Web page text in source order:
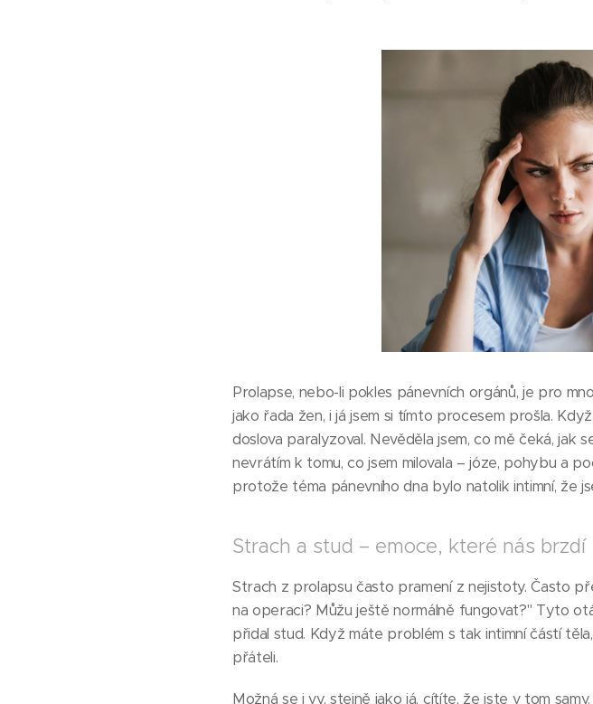
Prolapse, nebo-li pokles pánevních orgánů, je pro
jako řada žen, i já jsem si tímto procesem prošla.
doslova paralyzoval. Nevěděla jsem, co mě čeká, jak
nevrátím k tomu, co jsem milovala – józe, pohybu a
protože téma pánevního dna bylo natolik intimní, že
Strach a stud – emoce, které nás brzdí
Strach z prolapsu často pramení z nejistoty. Často
na operaci? Můžu ještě normálně fungovat?" Tyto
přidal stud. Když máte problém s tak intimní částí
přáteli.
Možná se i vy, stejně jako já, cítíte, že jste v tom